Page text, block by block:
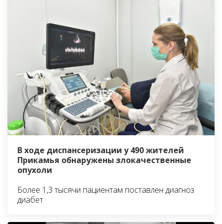
В ходе диспансеризации у 490 жителей
Прикамья обнаружены злокачественные
опухоли
Более 1,3 тысячи пациентам поставлен диагноз
диабет